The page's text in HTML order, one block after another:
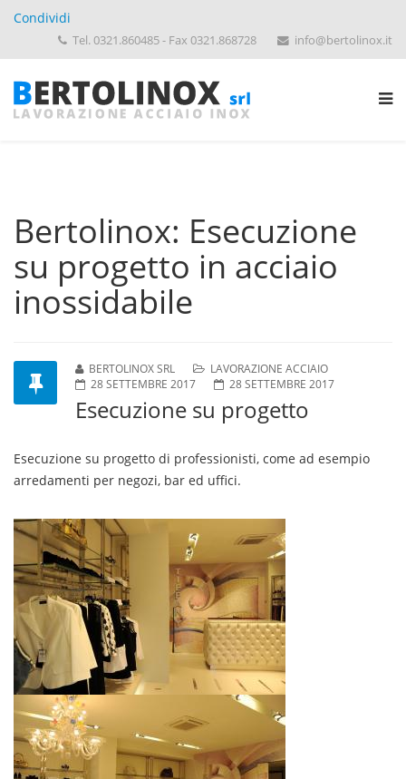
Condividi
Tel. 0321.860485 - Fax 0321.868728 info@bertolinox.it
Bertolinox: Esecuzione
su progetto in acciaio
inossidabile
BERTOLINOX SRL
LAVORAZIONE ACCIAIO
28 SETTEMBRE 2017
28 SETTEMBRE 2017
Esecuzione su progetto
Esecuzione su progetto di professionisti, come ad esempio
arredamenti per negozi, bar ed uffici.